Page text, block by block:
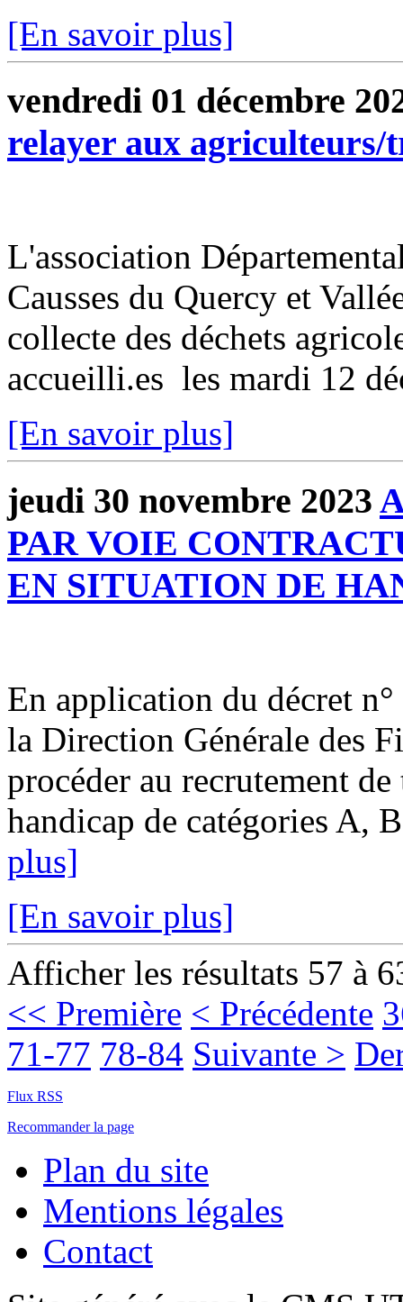
[En savoir plus]
vendredi 01 décembre
relayer aux
L'association
Causses du Quercy et
collecte des déchets
accueilli.es les mardi 12
[En savoir plus]
jeudi 30 novembre 2023
PAR VOIE
EN SITUATION DE
En application du décret
la Direction Générale des
procéder au recrutement
handicap de catégories A,
plus]
[En savoir plus]
Afficher les résultats 57 à
<< Première < Précédente
71-77 78-84 Suivante >
Flux RSS
Recommander la page
Plan du site
Mentions légales
Contact